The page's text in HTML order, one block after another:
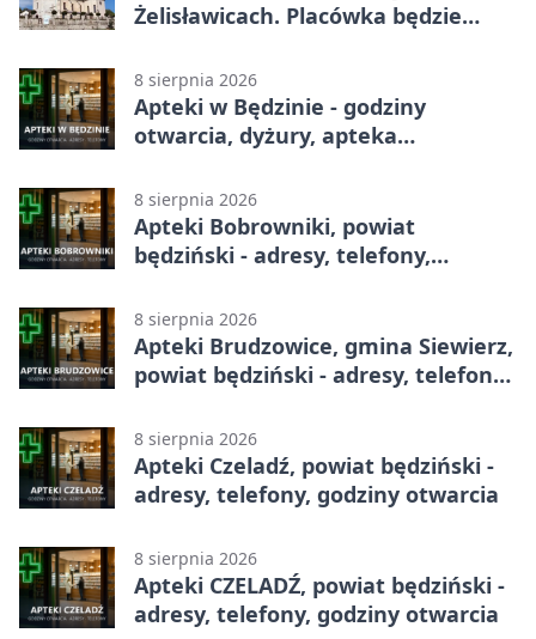
Żelisławicach. Placówka będzie
8 sierpnia 2026
Apteki w Będzinie - godziny
otwarcia, dyżury, apteka
8 sierpnia 2026
Apteki Bobrowniki, powiat
będziński - adresy, telefony,
8 sierpnia 2026
Apteki Brudzowice, gmina Siewierz,
powiat będziński - adresy, telefony,
8 sierpnia 2026
Apteki Czeladź, powiat będziński -
adresy, telefony, godziny otwarcia
8 sierpnia 2026
Apteki CZELADŹ, powiat będziński -
adresy, telefony, godziny otwarcia